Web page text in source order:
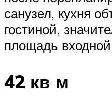
санузел, кухня
гостиной,
площадь
42 кв м